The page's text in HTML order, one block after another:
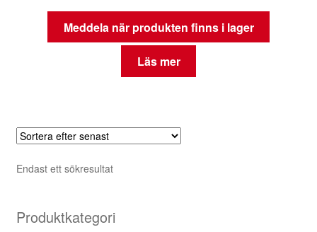
Meddela när produkten finns i lager
Läs mer
Endast ett sökresultat
Produktkategori